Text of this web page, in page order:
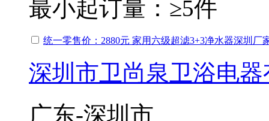
最小起订量： ≥5件
统一零售价：2880元 家用六级超滤3+3净水器深圳厂
深圳市卫尚泉卫浴电
广东-深圳市